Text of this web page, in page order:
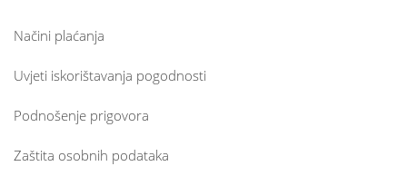
Načini plaćanja
Uvjeti iskorištavanja pogodnosti
Podnošenje prigovora
Zaštita osobnih podataka